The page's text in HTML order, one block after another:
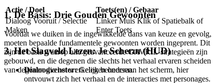
Actie / Doel
Toets(en) / Gebaar
Dialoog Vooruit / Selectie
Maken
Linker Muis Klik of Spatiebalk of
Enter Toets
3. Het Slagveld Lezen: Je Scherm (HUD)
Dialoogvenster:Gelegen onderaan het scherm, hier
ontvouwt zich het verhaal en de interacties met personages.
1. De Basis: Drie Gouden Gewoonten
Voordat we duiken in de ingewikkelde dans van keuze en gevolg,
moeten bepaalde fundamentele gewoonten worden ingeprent. Dit
zijn de basis waarop alle geavanceerde GAVRIL-strategieën zijn
gebouwd, en die degenen die slechts het verhaal ervaren scheiden
van degenen die het werkelijk beheersen.